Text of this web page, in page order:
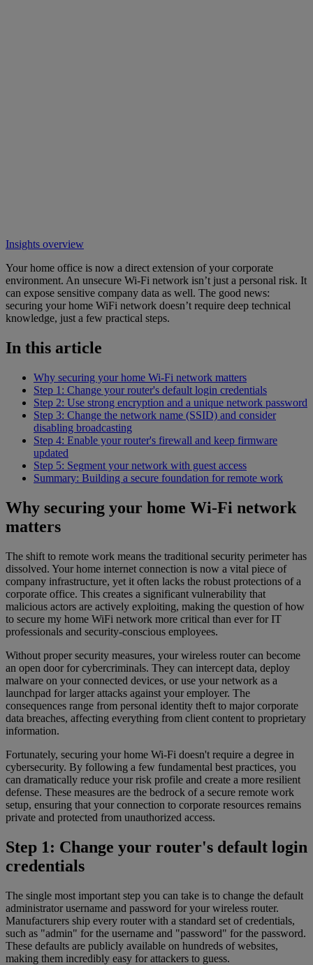
Insights overview
Your home office is now a direct extension of your corporate
environment. An unsecure Wi-Fi network isn’t just a personal risk. It
can expose sensitive company data as well. The good news:
securing your home WiFi network doesn’t require deep technical
knowledge, just a few practical steps.
In this article
Why securing your home Wi-Fi network matters
Step 1: Change your router's default login credentials
Step 2: Use strong encryption and a unique network password
Step 3: Change the network name (SSID) and consider
disabling broadcasting
Step 4: Enable your router's firewall and keep firmware
updated
Step 5: Segment your network with guest access
Summary: Building a secure foundation for remote work
Why securing your home Wi-Fi network
matters
The shift to remote work means the traditional security perimeter has
dissolved. Your home internet connection is now a vital piece of
company infrastructure, yet it often lacks the robust protections of a
corporate office. This creates a significant vulnerability that
malicious actors are actively exploiting, making the question of how
to secure my home WiFi network more critical than ever for IT
professionals and security-conscious employees.
Without proper security measures, your wireless router can become
an open door for cybercriminals. They can intercept data, deploy
malware on your connected devices, or use your network as a
launchpad for larger attacks against your employer. The
consequences range from personal identity theft to major corporate
data breaches, affecting everything from client content to proprietary
information.
Fortunately, securing your home Wi-Fi doesn't require a degree in
cybersecurity. By following a few fundamental best practices, you
can dramatically reduce your risk profile and create a more resilient
defense. These measures are the bedrock of a secure remote work
setup, ensuring that your connection to corporate resources remains
private and protected from unauthorized access.
Step 1: Change your router's default login
credentials
The single most important step you can take is to change the default
administrator username and password for your wireless router.
Manufacturers ship every router with a standard set of credentials,
such as "admin" for the username and "password" for the password.
These defaults are publicly available on hundreds of websites,
making them incredibly easy for attackers to guess.